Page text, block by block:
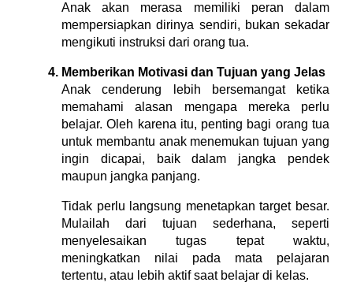
Anak akan merasa memiliki peran dalam
mempersiapkan dirinya sendiri, bukan sekadar
mengikuti instruksi dari orang tua.
Memberikan Motivasi dan Tujuan yang Jelas
Anak cenderung lebih bersemangat ketika
memahami alasan mengapa mereka perlu
belajar. Oleh karena itu, penting bagi orang tua
untuk membantu anak menemukan tujuan yang
ingin dicapai, baik dalam jangka pendek
maupun jangka panjang.
Tidak perlu langsung menetapkan target besar.
Mulailah dari tujuan sederhana, seperti
menyelesaikan tugas tepat waktu,
meningkatkan nilai pada mata pelajaran
tertentu, atau lebih aktif saat belajar di kelas.